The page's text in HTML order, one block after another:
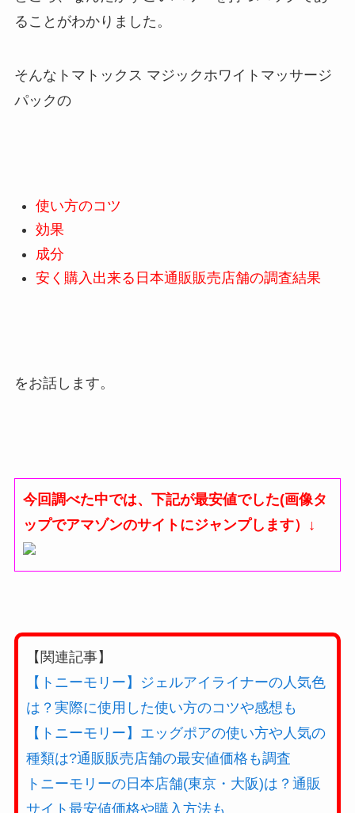
ることがわかりました。
そんなトマトックス マジックホワイトマッサージ
パックの
使い方のコツ
効果
成分
安く購入出来る日本通販販売店舗の調査結果
をお話します。
今回調べた中では、下記が最安値でした(画像タ
ップでアマゾンのサイトにジャンプします）
↓
【関連記事】
【トニーモリー】ジェルアイライナーの人気色
は？実際に使用した使い方のコツや感想も
【トニーモリー】エッグポアの使い方や人気の
種類は?通販販売店舗の最安値価格も調査
トニーモリーの日本店舗(東京・大阪)は？通販
サイト最安値価格や購入方法も